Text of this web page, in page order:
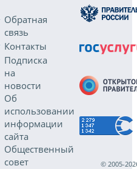
Обратная
связь
Контакты
Подписка
на
новости
Об
использовании
информации
сайта
Общественный
совет
© 2005-